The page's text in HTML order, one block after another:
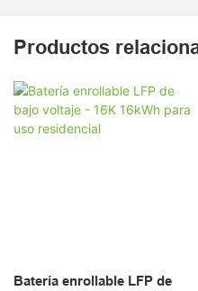
Productos
Batería enrollable LFP de